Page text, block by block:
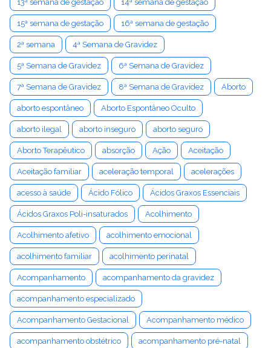
13ª semana de gestação 14ª semana de gestação
15ª semana de gestação 16ª semana de gestação
2ª semana 4ª Semana de Gravidez
5ª Semana de Gravidez 6ª Semana de Gravidez
7ª Semana de Gravidez 8ª Semana de Gravidez Aborto
aborto espontâneo Aborto Espontâneo Oculto
aborto ilegal aborto inseguro aborto seguro
Aborto Terapêutico absorção Ação Aceitação
Aceitação familiar aceleração temporal acelerações
acesso à saúde Ácido Fólico Ácidos Graxos Essenciais
Ácidos Graxos Poli-insaturados Acolhimento
Acolhimento afetivo acolhimento emocional
acolhimento familiar acolhimento perinatal
Acompanhamento acompanhamento da gravidez
acompanhamento especializado
Acompanhamento Gestacional Acompanhamento médico
acompanhamento obstétrico acompanhamento pré-natal